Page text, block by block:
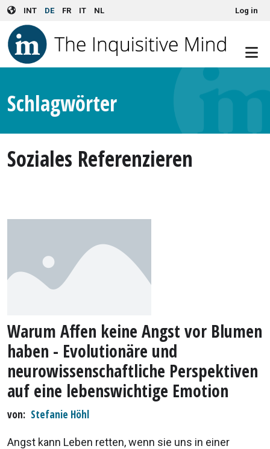
Skip to main content
INT DE FR IT NL User account menuLog in
Schlagwörter
Soziales Referenzieren
Warum Affen keine Angst vor Blumen
haben - Evolutionäre und
neurowissenschaftliche Perspektiven
auf eine lebenswichtige Emotion
von Stefanie Höhl
Angst kann Leben retten, wenn sie uns in einer